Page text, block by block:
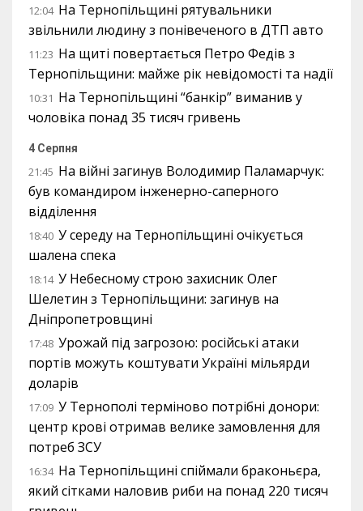
12:04 На Тернопільщині рятувальники
звільнили людину з понівеченого в ДТП авто
11:23 На щиті повертається Петро Федів з
Тернопільщини: майже рік невідомості та надії
10:31 На Тернопільщині “банкір” виманив у
чоловіка понад 35 тисяч гривень
4 Серпня
21:45 На війні загинув Володимир Паламарчук:
був командиром інженерно-саперного
відділення
18:40 У середу на Тернопільщині очікується
шалена спека
18:14 У Небесному строю захисник Олег
Шелетин з Тернопільщини: загинув на
Дніпропетровщині
17:48 Урожай під загрозою: російські атаки
портів можуть коштувати Україні мільярди
доларів
17:09 У Тернополі терміново потрібні донори:
центр крові отримав велике замовлення для
потреб ЗСУ
16:34 На Тернопільщині спіймали браконьєра,
який сітками наловив риби на понад 220 тисяч